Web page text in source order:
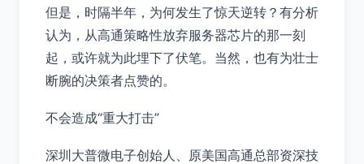
但是，时隔半年，为何发生了惊天逆转？有分析
认为，从高通策略性放弃服务器芯片的那一刻
起，或许就为此埋下了伏笔。当然，也有为壮士
断腕的决策者点赞的。
不会造成“重大打击”
深圳大普微电子创始人、原美国高通总部资深技